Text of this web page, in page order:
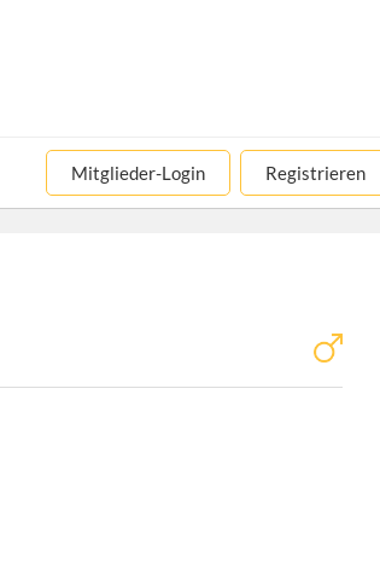
Mitglieder-Login Registrieren